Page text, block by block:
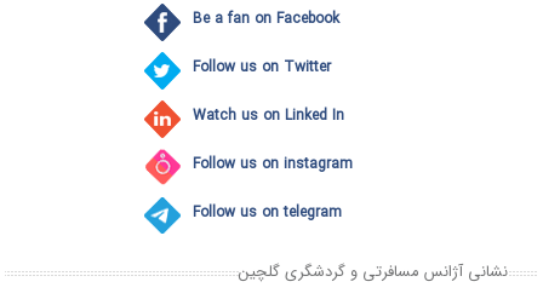
Be a fan on Facebook
Follow us on Twitter
Watch us on Linked In
Follow us on instagram
Follow us on telegram
نشانی آژانس مسافرتی و گردشگری گلچین